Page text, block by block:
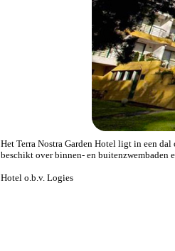
Het Terra Nostra Garden Hotel ligt in een
beschikt over binnen- en buitenzwembaden
Hotel o.b.v. Logies